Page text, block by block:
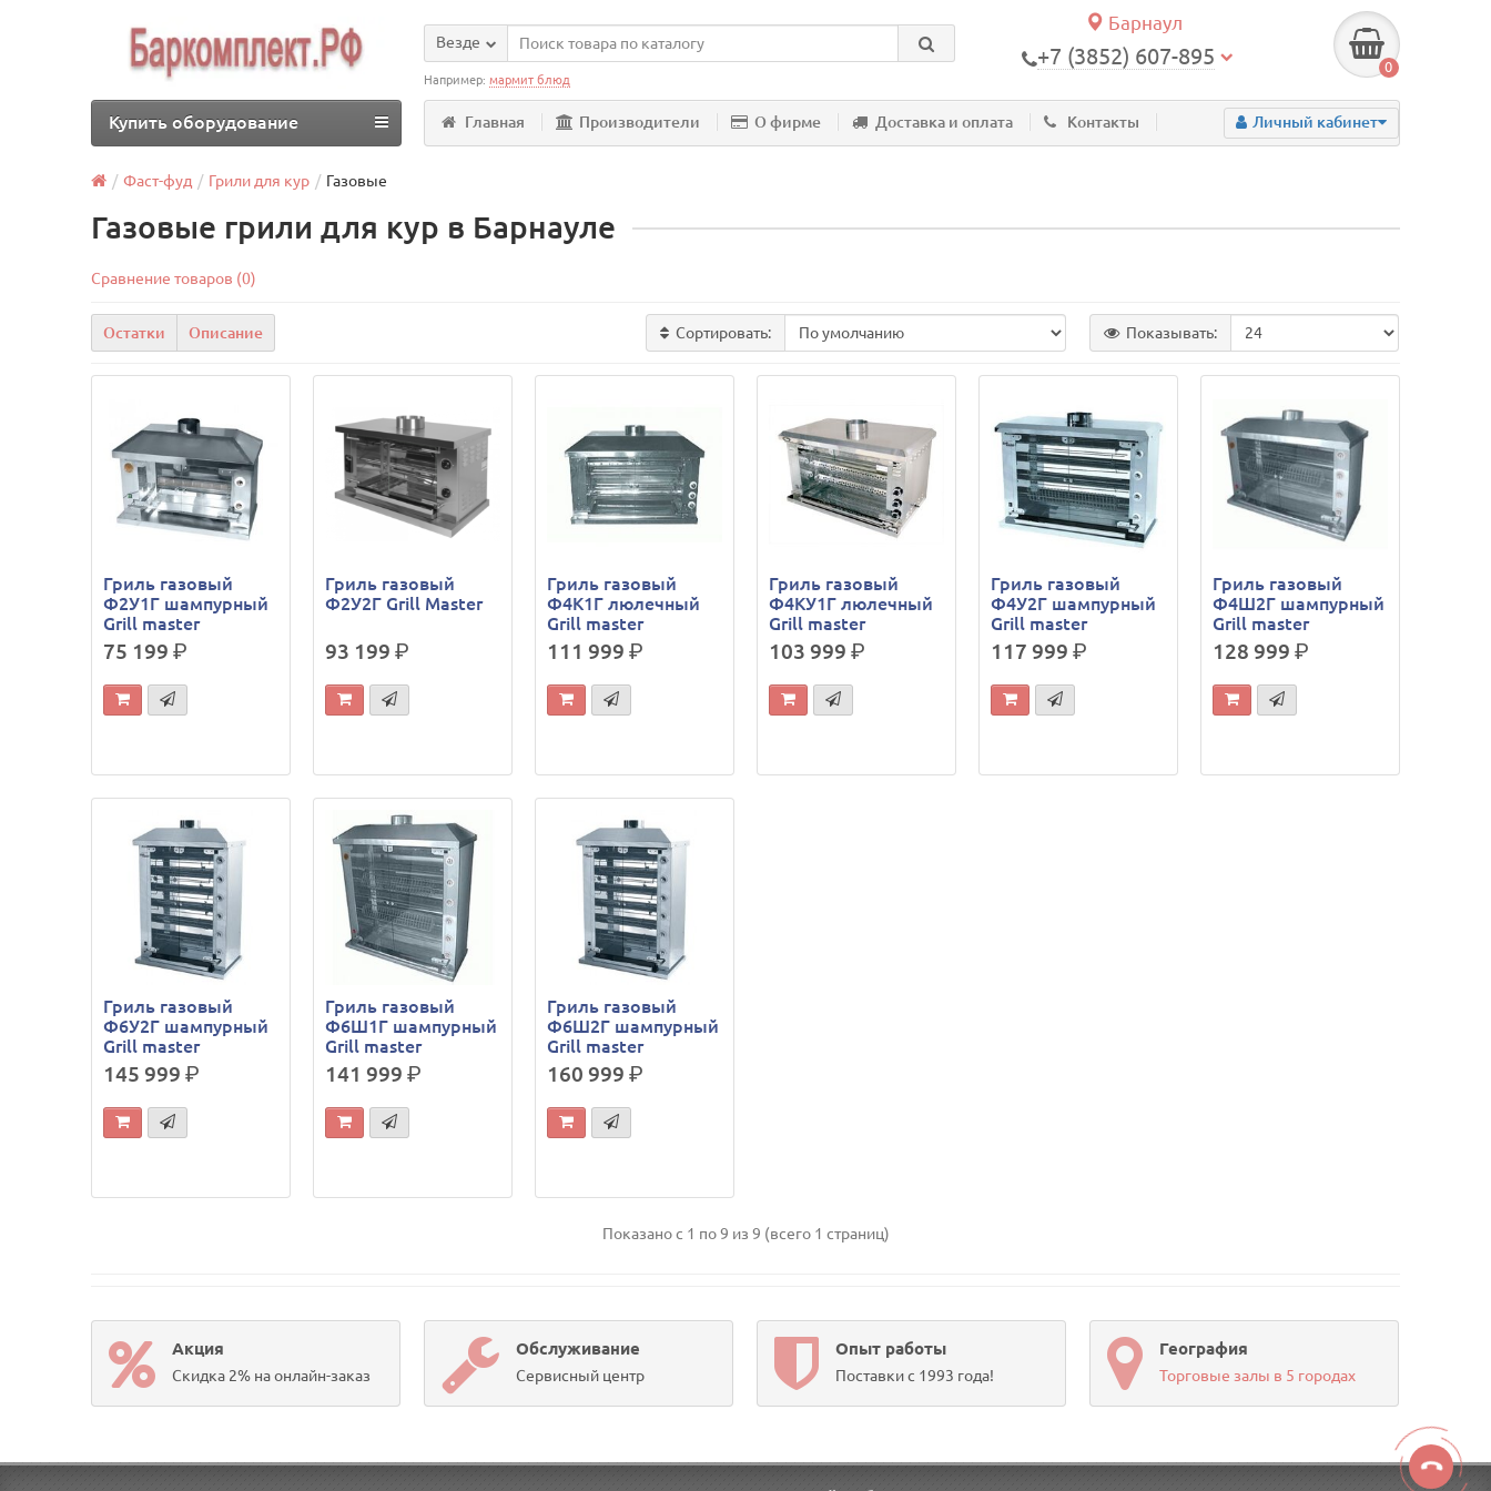
Барнаул
+7 (3852) 607-895 0
Везде
Например:мармит блюд
Главная Производители О фирме Доставка и оплата Контакты Личный кабинет
Купить оборудование
Фаст-фуд Грили для кур Газовые
Газовые грили для кур в Барнауле
Сравнение товаров (0)
Остатки Описание Сортировать: Показывать:
Гриль газовый
Ф2У1Г шампурный
Grill master
75 199р.
Гриль газовый
Ф2У2Г Grill Master
93 199р.
Гриль газовый
Ф4К1Г люлечный
Grill master
111 999р.
Гриль газовый
Ф4КУ1Г люлечный
Grill master
103 999 р.
Гриль газовый
Ф4У2Г шампурный
Grill master
117 999 р.
Гриль газовый
Ф4Ш2Г шампурный
Grill master
128 999 р.
Гриль газовый
Ф6У2Г шампурный
Grill master
145 999р.
Гриль газовый
Ф6Ш1Г шампурный
Grill master
141 999р.
Гриль газовый
Ф6Ш2Г шампурный
Grill master
160 999р.
Показано с 1 по 9 из 9 (всего 1 страниц)
Акция
Скидка 2% на онлайн-заказ
Обслуживание
Сервисный центр
Опыт работы
Поставки с 1993 года!
География
Торговые залы в 5 городах